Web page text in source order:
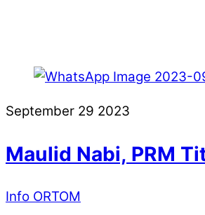
September 29 2023
Maulid Nabi, PRM
Info ORTOM